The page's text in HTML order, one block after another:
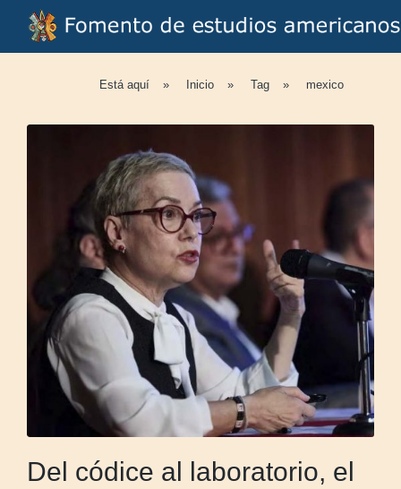
Está aquí » Inicio » Tag » mexico
Del códice al laboratorio, el